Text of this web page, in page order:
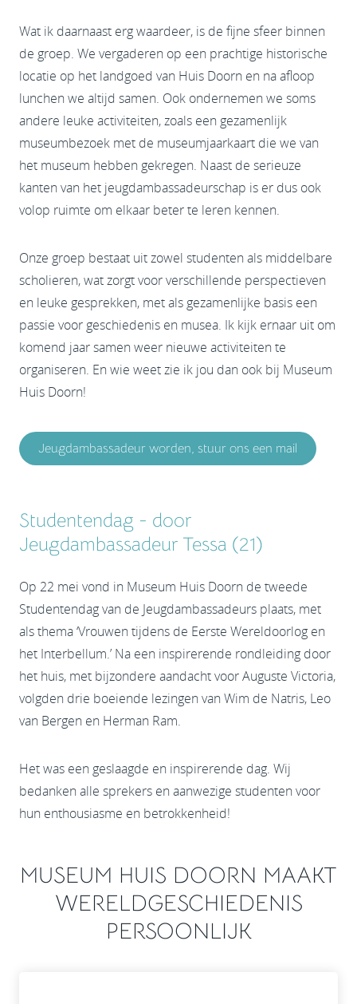
Wat ik daarnaast erg waardeer, is de fijne sfeer binnen
de groep. We vergaderen op een prachtige historische
locatie op het landgoed van Huis Doorn en na afloop
lunchen we altijd samen. Ook ondernemen we soms
andere leuke activiteiten, zoals een gezamenlijk
museumbezoek met de museumjaarkaart die we van
het museum hebben gekregen. Naast de serieuze
kanten van het jeugdambassadeurschap is er dus ook
volop ruimte om elkaar beter te leren kennen.
Onze groep bestaat uit zowel studenten als middelbare
scholieren, wat zorgt voor verschillende perspectieven
en leuke gesprekken, met als gezamenlijke basis een
passie voor geschiedenis en musea. Ik kijk ernaar uit om
komend jaar samen weer nieuwe activiteiten te
organiseren. En wie weet zie ik jou dan ook bij Museum
Huis Doorn!
Jeugdambassadeur worden, stuur ons een mail
Studentendag - door
Jeugdambassadeur Tessa (21)
Op 22 mei vond in Museum Huis Doorn de tweede
Studentendag van de Jeugdambassadeurs plaats, met
als thema ‘Vrouwen tijdens de Eerste Wereldoorlog en
het Interbellum.’ Na een inspirerende rondleiding door
het huis, met bijzondere aandacht voor Auguste Victoria,
volgden drie boeiende lezingen van Wim de Natris, Leo
van Bergen en Herman Ram.
Het was een geslaagde en inspirerende dag. Wij
bedanken alle sprekers en aanwezige studenten voor
hun enthousiasme en betrokkenheid!
MUSEUM HUIS DOORN MAAKT
WERELDGESCHIEDENIS
PERSOONLIJK